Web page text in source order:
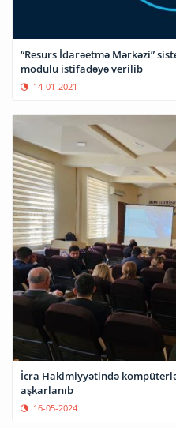
“Resurs İdarəetmə Mərkəzi”
modulu istifadəyə verilib
14-01-2021
İcra Hakimiyyətində
aşkarlanıb
16-05-2024